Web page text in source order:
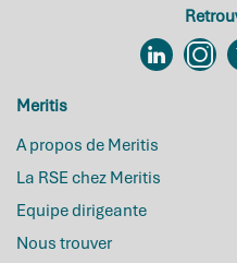
Linkedin
Meritis
A propos de Meritis
La RSE chez Meritis
Equipe dirigeante
Nous trouver